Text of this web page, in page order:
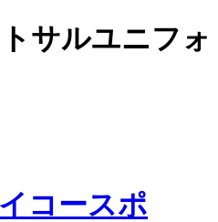
サルユニフォ
コースポ